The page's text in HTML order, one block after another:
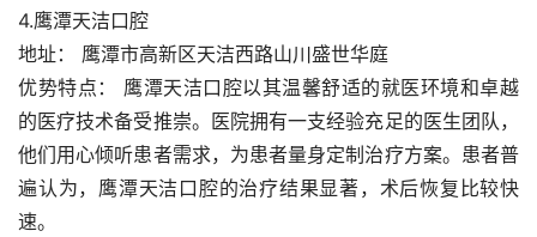
4.鹰潭天洁口腔
地址： 鹰潭市高新区天洁西路山川盛世华庭
优势特点： 鹰潭天洁口腔以其温馨舒适的就医环境和卓越
的医疗技术备受推崇。医院拥有一支经验充足的医生团队，
他们用心倾听患者需求，为患者量身定制治疗方案。患者普
遍认为，鹰潭天洁口腔的治疗结果显著，术后恢复比较快
速。